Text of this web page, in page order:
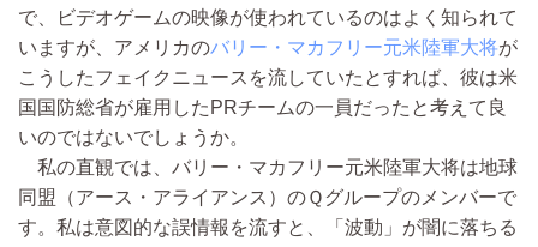
で、ビデオゲームの映像が使われているのはよく知られて
いますが、アメリカのバリー・マカフリー元米陸軍大将が
こうしたフェイクニュースを流していたとすれば、彼は米
国国防総省が雇用したPRチームの一員だったと考えて良
いのではないでしょうか。
私の直観では、バリー・マカフリー元米陸軍大将は地球
同盟（アース・アライアンス）のＱグループのメンバーで
す。私は意図的な誤情報を流すと、「波動」が闇に落ちる